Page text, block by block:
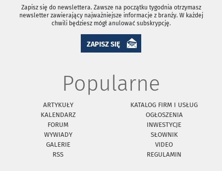
Zapisz się do newslettera. Zawsze na początku tygodnia otrzymasz
newsletter zawierający najważniejsze informacje z branży. W każdej
chwili będziesz mógł anulować subskrypcję.
ZAPISZ SIĘ
Popularne
ARTYKUŁY
KATALOG FIRM I USŁUG
KALENDARZ
OGŁOSZENIA
FORUM
INWESTYCJE
WYWIADY
SŁOWNIK
GALERIE
VIDEO
RSS
REGULAMIN